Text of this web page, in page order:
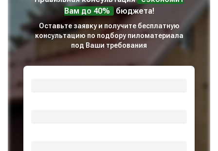
Вам до 40%
бюджета!
Оставьте заявку и получите бесплатную
консультацию по подбору пиломатериала
под Ваши требования